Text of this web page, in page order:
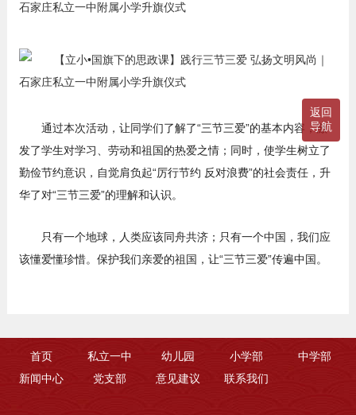
返回
导航
通过本次活动，让同学们了解了“三节三爱”的基本内容，激
发了学生对学习、劳动和祖国的热爱之情；同时，使学生树立了
勤俭节约意识，自觉肩负起“厉行节约 反对浪费”的社会责任，升
华了对“三节三爱”的理解和认识。
只有一个地球，人类应该同舟共济；只有一个中国，我们应
该懂爱懂珍惜。保护我们亲爱的祖国，让“三节三爱”传遍中国。
首页 私立一中 幼儿园 小学部
中学部
新闻中心
党支部 意见建议 联系我们